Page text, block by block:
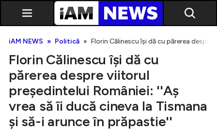
Exclusiv
iAM NEWS Politică Florin Călinescu își dă cu părerea
Florin Călinescu își dă cu
părerea despre viitorul
președintelui României: ''Aș
vrea să îi ducă cineva la Tismana
și să-i arunce în prăpastie''